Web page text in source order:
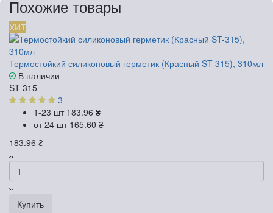
Похожие товары
ХИТ
Термостойкий силиконовый герметик (Красный ST-315), 310мл
В наличии
ST-315
3
1-23 шт 183.96 ₴
от 24 шт 165.60 ₴
183.96 ₴
Купить